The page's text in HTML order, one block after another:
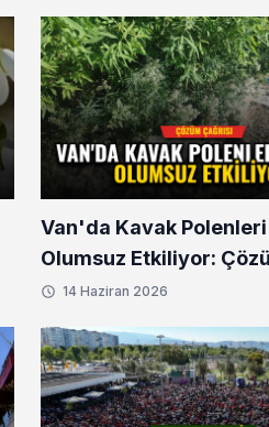
Van'da Kavak Polenleri
Olumsuz Etkiliyor:
14 Haziran 2026